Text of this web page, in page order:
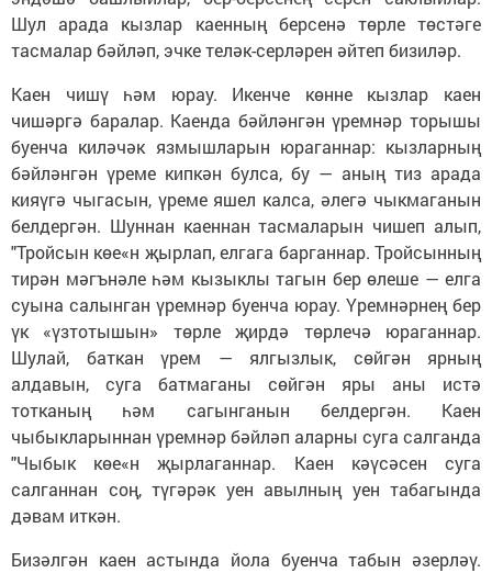
Шул арада кызлар каенның берсенә төрле төстәге
тасмалар бәйләп, эчке теләк-серләрен әйтеп бизиләр.
Каен чишү һәм юрау. Икенче көнне кызлар каен
чишәргә баралар. Каенда бәйләнгән үремнәр торышы
буенча киләчәк язмышларын юраганнар: кызларның
бәйләнгән үреме кипкән булса, бу — аның тиз арада
кияүгә чыгасын, үреме яшел калса, әлегә чыкмаганын
белдергән. Шуннан каеннан тасмаларын чишеп алып,
"Тройсын көе«н җырлап, елгага барганнар. Тройсынның
тирән мәгънәле һәм кызыклы тагын бер өлеше — елга
суына салынган үремнәр буенча юрау. Үремнәрнең бер
үк «үзтотышын» төрле җирдә төрлечә юраганнар.
Шулай, баткан үрем — ялгызлык, сөйгән ярның
алдавын, суга батмаганы сөйгән яры аны истә
тотканың һәм сагынганын белдергән. Каен
чыбыкларыннан үремнәр бәйләп аларны суга салганда
"Чыбык көе«н җырлаганнар. Каен кәүсәсен суга
салганнан соң, түгәрәк уен авылның уен табагында
дәвам иткән.
Бизәлгән каен астында йола буенча табын әзерләү.